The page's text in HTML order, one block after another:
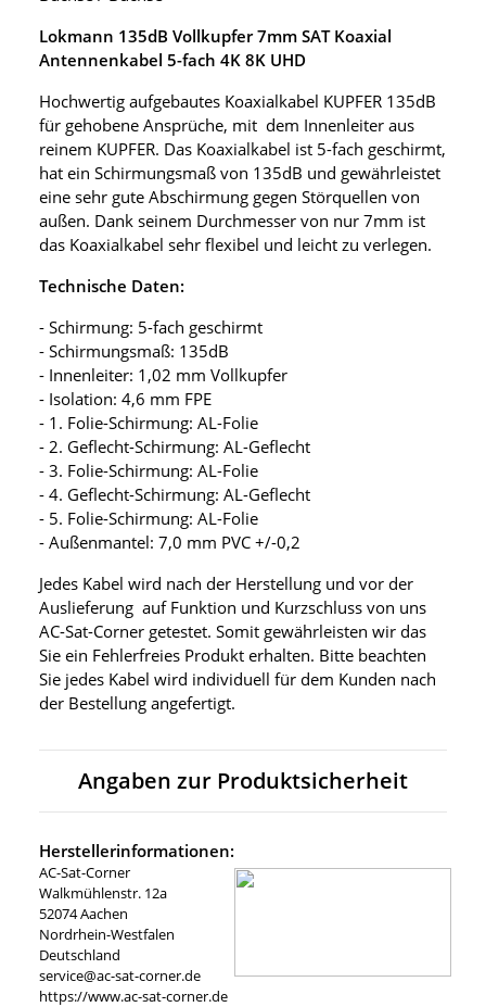
Lokmann 135dB Vollkupfer 7mm SAT Koaxial
Antennenkabel 5-fach 4K 8K UHD
Hochwertig aufgebautes Koaxialkabel KUPFER 135dB
für gehobene Ansprüche, mit dem Innenleiter aus
reinem KUPFER. Das Koaxialkabel ist 5-fach geschirmt,
hat ein Schirmungsmaß von 135dB und gewährleistet
eine sehr gute Abschirmung gegen Störquellen von
außen. Dank seinem Durchmesser von nur 7mm ist
das Koaxialkabel sehr flexibel und leicht zu verlegen.
Technische Daten:
- Schirmung: 5-fach geschirmt
- Schirmungsmaß: 135dB
- Innenleiter: 1,02 mm Vollkupfer
- Isolation: 4,6 mm FPE
- 1. Folie-Schirmung: AL-Folie
- 2. Geflecht-Schirmung: AL-Geflecht
- 3. Folie-Schirmung: AL-Folie
- 4. Geflecht-Schirmung: AL-Geflecht
- 5. Folie-Schirmung: AL-Folie
- Außenmantel: 7,0 mm PVC +/-0,2
Jedes Kabel wird nach der Herstellung und vor der
Auslieferung auf Funktion und Kurzschluss von uns
AC-Sat-Corner getestet. Somit gewährleisten wir das
Sie ein Fehlerfreies Produkt erhalten. Bitte beachten
Sie jedes Kabel wird individuell für dem Kunden nach
der Bestellung angefertigt.
Angaben zur Produktsicherheit
Herstellerinformationen:
AC-Sat-Corner
Walkmühlenstr. 12a
52074 Aachen
Nordrhein-Westfalen
Deutschland
service@ac-sat-corner.de
https://www.ac-sat-corner.de